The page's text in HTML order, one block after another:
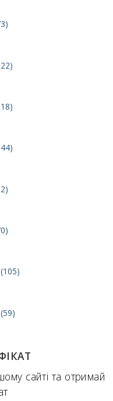
(105)
(59)
сайті та отримай